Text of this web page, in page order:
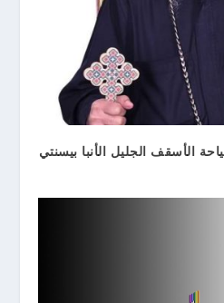
الأسقف الجليل الأنبا بيسنتي